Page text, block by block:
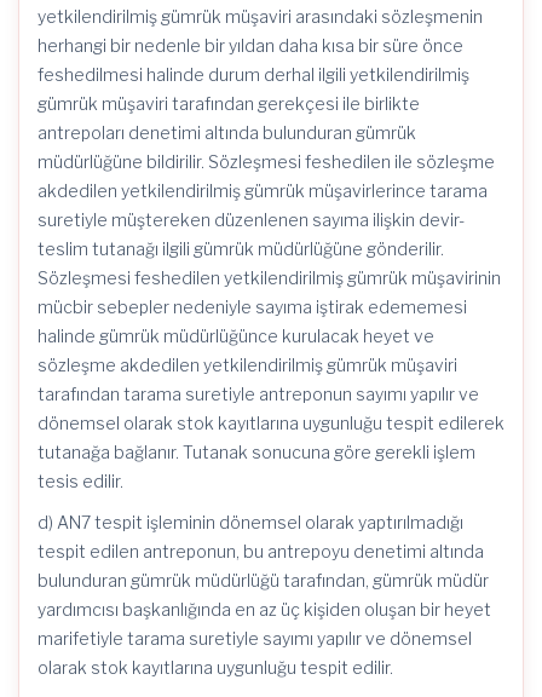
yetkilendirilmiş gümrük müşaviri arasındaki sözleşmenin
herhangi bir nedenle bir yıldan daha kısa bir süre önce
feshedilmesi halinde durum derhal ilgili yetkilendirilmiş
gümrük müşaviri tarafından gerekçesi ile birlikte
antrepoları denetimi altında bulunduran gümrük
müdürlüğüne bildirilir. Sözleşmesi feshedilen ile sözleşme
akdedilen yetkilendirilmiş gümrük müşavirlerince tarama
suretiyle müştereken düzenlenen sayıma ilişkin devir-
teslim tutanağı ilgili gümrük müdürlüğüne gönderilir.
Sözleşmesi feshedilen yetkilendirilmiş gümrük müşavirinin
mücbir sebepler nedeniyle sayıma iştirak edememesi
halinde gümrük müdürlüğünce kurulacak heyet ve
sözleşme akdedilen yetkilendirilmiş gümrük müşaviri
tarafından tarama suretiyle antreponun sayımı yapılır ve
dönemsel olarak stok kayıtlarına uygunluğu tespit edilerek
tutanağa bağlanır. Tutanak sonucuna göre gerekli işlem
tesis edilir.
d) AN7 tespit işleminin dönemsel olarak yaptırılmadığı
tespit edilen antreponun, bu antrepoyu denetimi altında
bulunduran gümrük müdürlüğü tarafından, gümrük müdür
yardımcısı başkanlığında en az üç kişiden oluşan bir heyet
marifetiyle tarama suretiyle sayımı yapılır ve dönemsel
olarak stok kayıtlarına uygunluğu tespit edilir.